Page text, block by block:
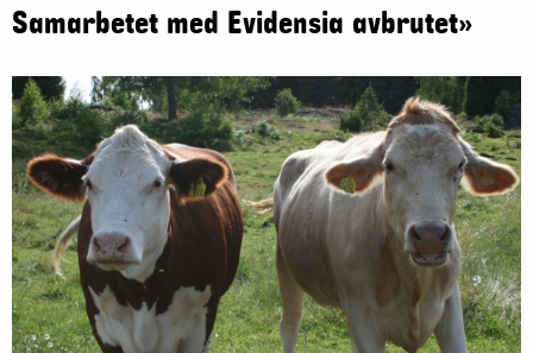
Samarbetet med Evidensia avbrutet»